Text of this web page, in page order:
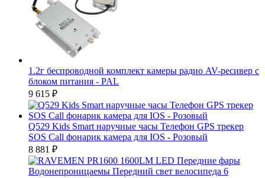
1.2г беспроводной комплект камеры радио AV-ресивер с
блоком питания - PAL
9 615 ₽
Q529 Kids Smart наручные часы Телефон GPS трекер
SOS Call фонарик камера для IOS - Розовый
8 881 ₽